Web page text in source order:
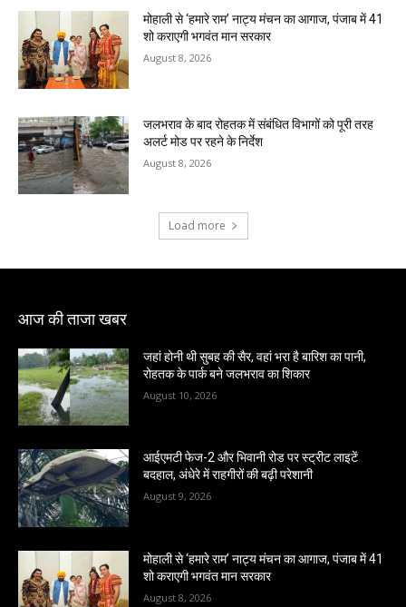
मोहाली से ‘हमारे राम’ नाट्य मंचन का आगाज, पंजाब में 41
शो कराएगी भगवंत मान सरकार
August 8, 2026
जलभराव के बाद रोहतक में संबंधित विभागों को पूरी तरह
अलर्ट मोड पर रहने के निर्देश
August 8, 2026
Load more
आज की ताजा खबर
जहां होनी थी सुबह की सैर, वहां भरा है बारिश का पानी,
रोहतक के पार्क बने जलभराव का शिकार
August 10, 2026
आईएमटी फेज-2 और भिवानी रोड पर स्ट्रीट लाइटें
बदहाल, अंधेरे में राहगीरों की बढ़ी परेशानी
August 9, 2026
मोहाली से ‘हमारे राम’ नाट्य मंचन का आगाज, पंजाब में 41
शो कराएगी भगवंत मान सरकार
August 8, 2026